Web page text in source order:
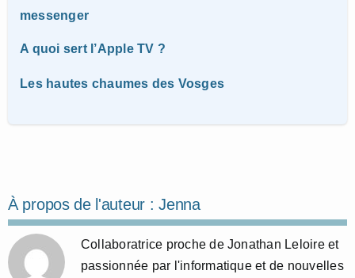
messenger
A quoi sert l’Apple TV ?
Les hautes chaumes des Vosges
À propos de l'auteur :Jenna
Collaboratrice proche de Jonathan Leloire et
passionnée par l'informatique et de nouvelles